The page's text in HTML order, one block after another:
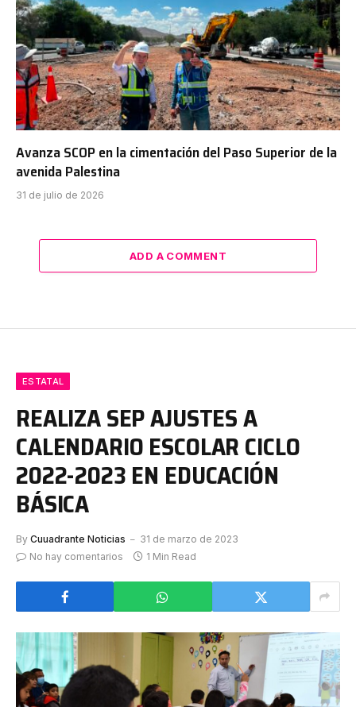
Avanza SCOP en la cimentación del Paso Superior de la
avenida Palestina
31 de julio de 2026
ADD A COMMENT
ESTATAL
REALIZA SEP AJUSTES A
CALENDARIO ESCOLAR CICLO
2022-2023 EN EDUCACIÓN
BÁSICA
By Cuuadrante Noticias
31 de marzo de 2023
No hay comentarios
1 Min Read